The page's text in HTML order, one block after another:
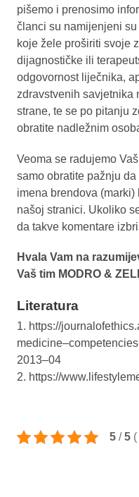
pišemo i prenosimo
članci su namijenjeni
koje žele proširiti svoje
dijagnostičke ili
odgovornost liječnika,
zdravstvenih savjetnika
strane, te se po pitanju
obratite nadležnim
Veoma se radujemo
samo obratite pažnju
imena brendova
našoj stranici. Ukoliko
da takve komentare
Hvala Vam na
Vaš tim MODRO &
Literatura
1. https://journa ofethics.
medicine–competencie
2013–04
2. https://www. ifesty em
5 / 5 (